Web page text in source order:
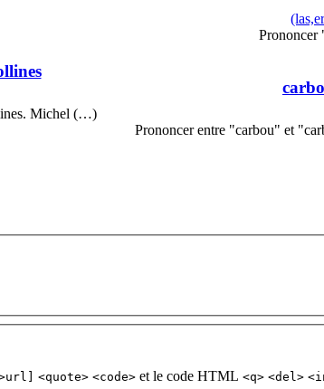
Michel (…)
Prononcer
Prononcer entre "carbou" et
<quote> <code> et le code HTML <q> <del>